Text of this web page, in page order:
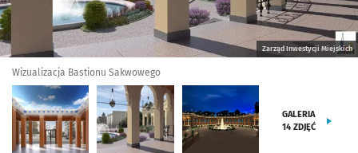
Zarząd Inwestycji Miejskich
Wizualizacja Bastionu Sakwowego
GALERIA
14 ZDJĘĆ